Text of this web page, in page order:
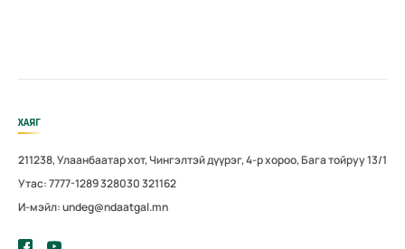
ХАЯГ
211238, Улаанбаатар хот, Чингэлтэй дүүрэг, 4-р хороо, Бага тойруу 13/1
Утас: 7777-1289 328030 321162
И-мэйл: undeg@ndaatgal.mn